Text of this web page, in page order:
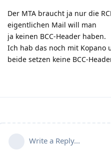
Der MTA braucht ja nur die
eigentlichen Mail will man
ja keinen BCC-Header haben.
Ich hab das noch mit Kopano
beide setzen keine BCC-
Write a Reply...